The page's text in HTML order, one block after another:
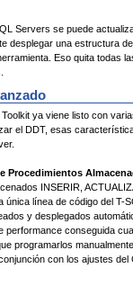
Servers se puede
desplegar una estructura
Eso quita todas
ya viene listo con
el DDT, esas
Procedimientos
INSERIR,
única línea de código del T-
y desplegados
performance conseguida
programarlos
con los ajustes